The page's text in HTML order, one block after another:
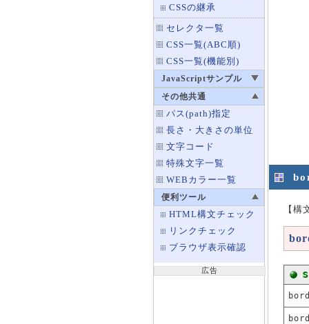
CSSの継承
セレクタ一覧
CSS一覧(ABC順)
CSS一覧(機能別)
JavaScriptサンプル
その他共通
パス(path)指定
長さ・大きさの単位
文字コード
特殊文字一覧
WEBカラー一覧
便利ツール
HTML構文チェック
リンクチェック
ブラウザ表示確認
広告
【構